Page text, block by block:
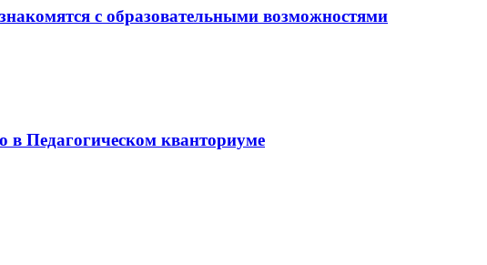
с образовательными возможностями
Педагогическом кванториуме